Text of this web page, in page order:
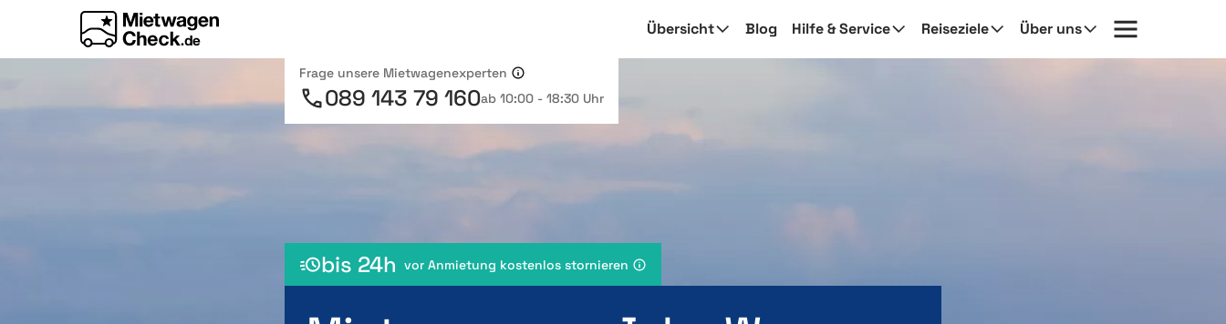
Übersicht Blog Hilfe & Service Reiseziele Über uns
Frage unsere Mietwagenexperten
089 143 79 160ab 10:00 - 18:30 Uhr
bis 24h vor Anmietung kostenlos stornieren